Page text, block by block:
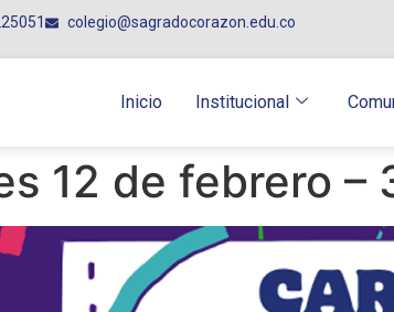
colegio@sagradocorazon.edu.co
Inicio Institucional
12 de febrero –